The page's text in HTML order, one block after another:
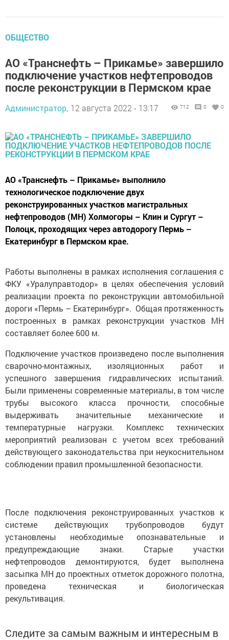
ОБЩЕСТВО
АО «Транснефть – Прикамье» завершило
подключение участков нефтепроводов
после реконструкции в Пермском крае
Администратор, 12 августа 2022 - 13:17 712 0 0
АО «Транснефть – Прикамье» выполнило
технологическое подключение двух
реконструированных участков магистральных
нефтепроводов (МН) Холмогоры – Клин и Сургут –
Полоцк, проходящих через автодорогу Пермь –
Екатеринбург в Пермском крае.
Работы выполнены в рамках исполнения соглашения с
ФКУ «Уралуправтодор» в целях обеспечения условий
реализации проекта по реконструкции автомобильной
дороги «Пермь – Екатеринбург». Общая протяженность
построенных в рамках реконструкции участков МН
составляет более 600 м.
Подключение участков произведено после выполнения
сварочно-монтажных, изоляционных работ и
успешного завершения гидравлических испытаний.
Были применены современные материалы, в том числе
трубы высокого класса прочности, способные
выдерживать значительные механические и
температурные нагрузки. Комплекс технических
мероприятий реализован с учетом всех требований
действующего законодательства при неукоснительном
соблюдении правил промышленной безопасности.
После подключения реконструированных участков к
системе действующих трубопроводов будут
установлены необходимые опознавательные и
предупреждающие знаки. Старые участки
нефтепроводов демонтируются, будет выполнена
засыпка МН до проектных отметок дорожного полотна,
проведена техническая и биологическая
рекультивация.
Следите за самым важным и интересным в